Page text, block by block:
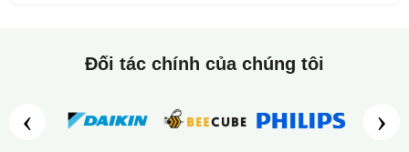
Đối tác chính của chúng tôi
‹ ›